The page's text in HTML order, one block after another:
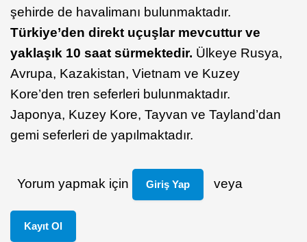
şehirde de havalimanı bulunmaktadır.
Türkiye’den direkt uçuşlar mevcuttur ve
yaklaşık 10 saat sürmektedir. Ülkeye Rusya,
Avrupa, Kazakistan, Vietnam ve Kuzey
Kore’den tren seferleri bulunmaktadır.
Japonya, Kuzey Kore, Tayvan ve Tayland’dan
gemi seferleri de yapılmaktadır.
Yorum yapmak için Giriş Yap veya
Kayıt Ol